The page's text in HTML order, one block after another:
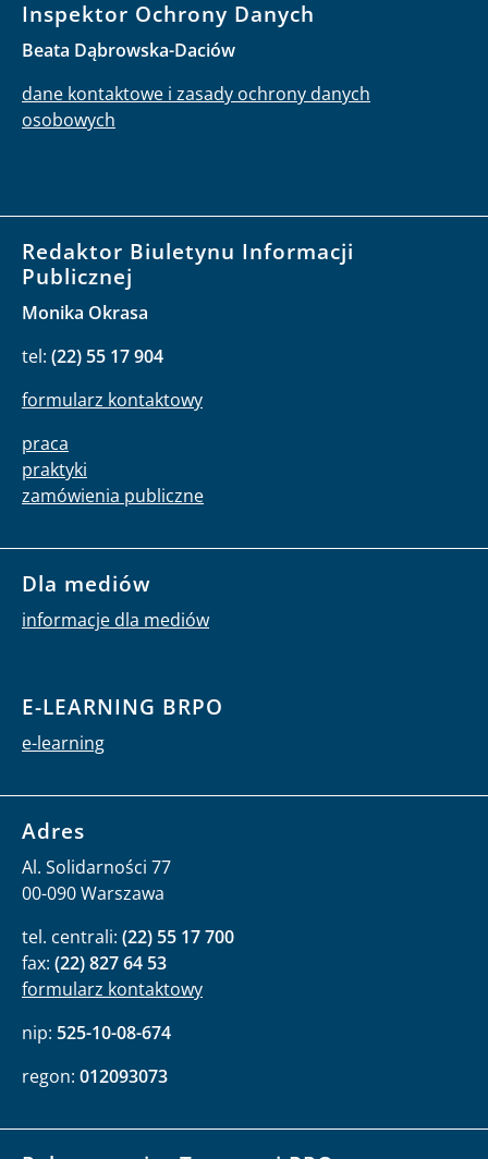
Inspektor Ochrony Danych
Beata Dąbrowska-Daciów
dane kontaktowe i zasady ochrony danych
osobowych
Redaktor Biuletynu Informacji
Publicznej
Monika Okrasa
tel: (22) 55 17 904
formularz kontaktowy
praca
praktyki
zamówienia publiczne
Dla mediów
informacje dla mediów
E-LEARNING BRPO
e-learning
Adres
Al. Solidarności 77
00-090 Warszawa
tel. centrali: (22) 55 17 700
fax: (22) 827 64 53
formularz kontaktowy
nip: 525-10-08-674
regon: 012093073